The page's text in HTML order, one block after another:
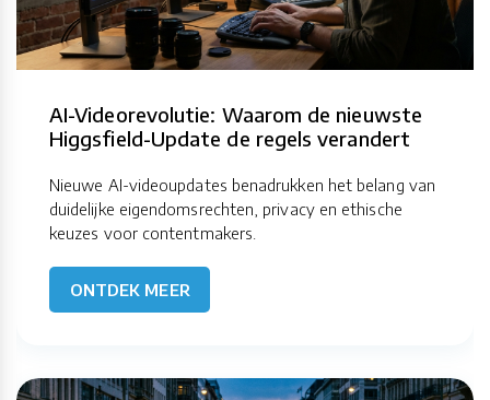
AI-Videorevolutie: Waarom de nieuwste
Higgsfield-Update de regels verandert
Nieuwe AI-videoupdates benadrukken het belang van
duidelijke eigendomsrechten, privacy en ethische
keuzes voor contentmakers.
ONTDEK MEER